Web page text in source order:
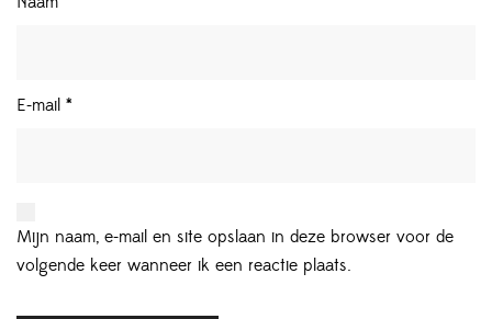
E-mail *
Mijn naam, e-mail en site opslaan in deze browser voor de
volgende keer wanneer ik een reactie plaats.